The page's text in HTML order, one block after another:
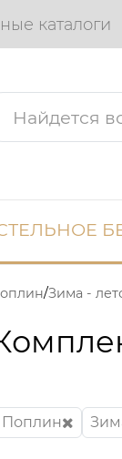
каталоги
Зима -
Поплин